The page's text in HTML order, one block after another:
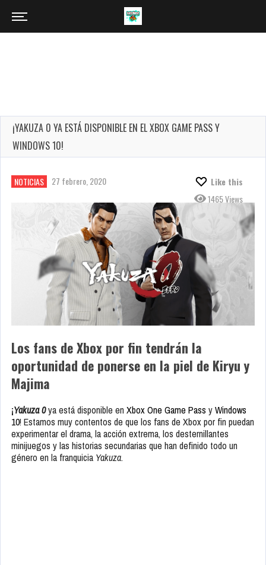
¡YAKUZA 0 YA ESTÁ DISPONIBLE EN EL XBOX GAME PASS Y
WINDOWS 10!
NOTICIAS 27 febrero, 2020
Like this
1465 Views
Los fans de Xbox por fin tendrán la
oportunidad de ponerse en la piel de Kiryu y
Majima
¡Yakuza 0ya está disponible en Xbox One Game Pass yWindows
10! Estamos muy contentos de que los fans de Xbox por fin puedan
experimentar el drama, la acción extrema, los desternillantes
minijuegos y las historias secundarias que han definido todo un
género en la franquicia Yakuza.